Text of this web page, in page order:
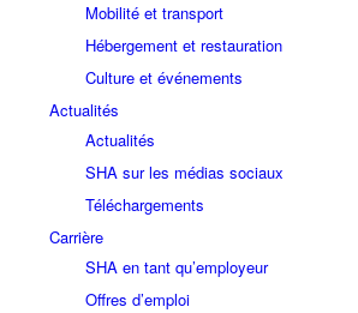
Mobilité et transport
Hébergement et restauration
Culture et événements
Actualités
Actualités
SHA sur les médias sociaux
Téléchargements
Carrière
SHA en tant qu’employeur
Offres d’emploi